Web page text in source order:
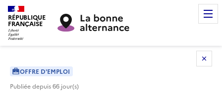
RÉPUBLIQUE
FRANÇAISE
OFFRE D'EMPLOI
Publiée depuis66 jour(s)